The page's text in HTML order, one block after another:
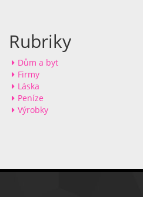
Rubriky
Dům a byt
Firmy
Láska
Peníze
Výrobky